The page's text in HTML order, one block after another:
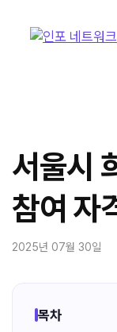
서울시
참여 자
2025년 07월 30일
목차